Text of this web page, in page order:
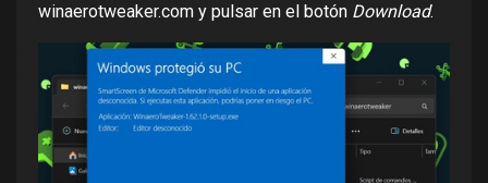
winaerotweaker.com y pulsar en el botón Download.